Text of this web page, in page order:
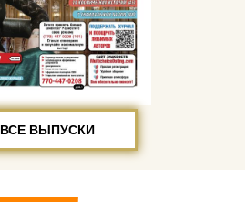
ВСЕ ВЫПУСКИ